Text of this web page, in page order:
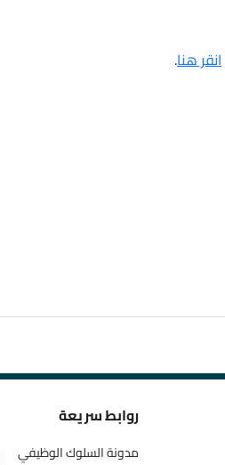
انقر هنا.
روابط سريعة
مدونة السلوك الوظيفي